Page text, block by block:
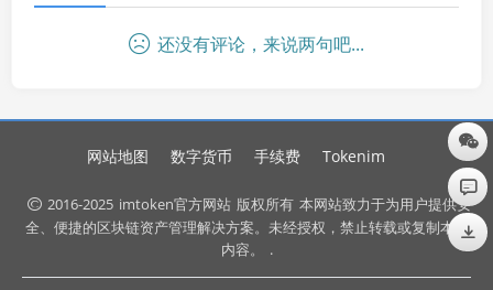
还没有评论，来说两句吧...
网站地图 数字货币 手续费 Tokenim
2016-2025 imtoken官方网站 版权所有 本网站致力于为用户提供安
全、便捷的区块链资产管理解决方案。未经授权，禁止转载或复制本站
内容。
.